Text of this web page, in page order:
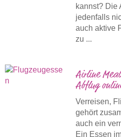
kannst? Die
jedenfalls
auch aktive
zu ...
Airline
Abflug
Verreisen,
gehört
auch ein
Ein Essen